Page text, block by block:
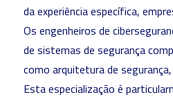
da experiência específica,
Os engenheiros de
de sistemas de segurança
como arquitetura de
Esta especialização é